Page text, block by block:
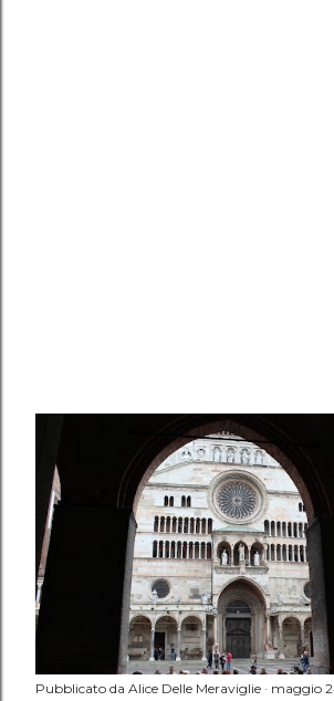
Pubblicato da Alice Delle Meraviglie maggio